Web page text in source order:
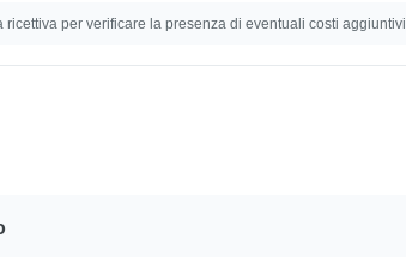
per verificare la presenza di eventuali costi aggiuntivi.